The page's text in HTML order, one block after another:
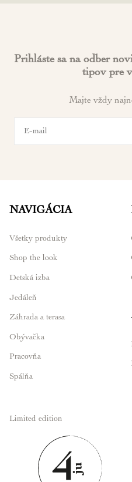
Prihláste sa na odber
tipov pre
Majte vždy
NAVIGÁCIA
Všetky produkty
Shop the look
Detská izba
Jedáleň
Záhrada a terasa
Obývačka
Pracovňa
Spálňa
Limited edition